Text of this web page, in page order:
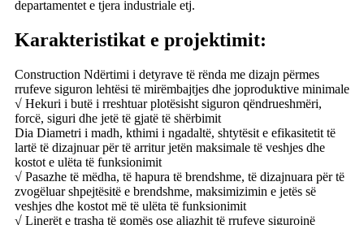
departamentet e tjera industriale etj.
Karakteristikat e projektimit:
Construction Ndërtimi i detyrave të rënda me dizajn përmes
rrufeve siguron lehtësi të mirëmbajtjes dhe joproduktive minimale
√ Hekuri i butë i rreshtuar plotësisht siguron qëndrueshmëri,
forcë, siguri dhe jetë të gjatë të shërbimit
Dia Diametri i madh, kthimi i ngadaltë, shtytësit e efikasitetit të
lartë të dizajnuar për të arritur jetën maksimale të veshjes dhe
kostot e ulëta të funksionimit
√ Pasazhe të mëdha, të hapura të brendshme, të dizajnuara për të
zvogëluar shpejtësitë e brendshme, maksimizimin e jetës së
veshjes dhe kostot më të ulëta të funksionimit
√ Linerët e trasha të gomës ose aliazhit të rrufeve sigurojnë